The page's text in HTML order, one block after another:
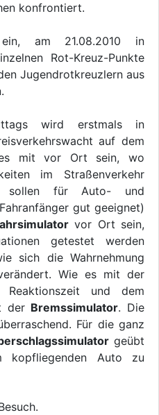
konfrontiert.
am 21.08.2010 in
Rot-Kreuz-Punkte
Jugendrotkreuzlern aus
wird erstmals in
auf dem
mit vor Ort sein, wo
im Straßenverkehr
sollen für Auto- und
gut geeignet)
vor Ort sein,
getestet werden
sich die Wahrnehmung
Wie es mit der
Reaktionszeit und dem
der Bremssimulator. Die
Für die ganz
geübt
kopfliegenden Auto zu